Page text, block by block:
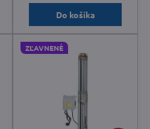
Do košíka
ZĽAVNENÉ